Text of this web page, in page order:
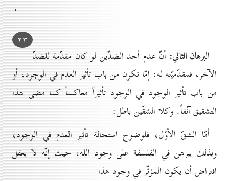
←
۲۳
البرهان الثاني: أنّ عدم أحد الضدّين لو كان مقدّمة للضدّ
الآخر، فمقدّميّته له: إمّا تكون من باب تأثير العدم في الوجود، أو
من باب تأثير الوجود في الوجود تأثيراً معاكساً كما مضى هذا
التشقيق آنفاً. وكلا الشقّين باطل:
أمّا الشقّ الأوّل، فلوضوح استحالة تأثير العدم في الوجود،
وبذلك يبرهن في الفلسفة على وجود الله، حيث إنّه لا يعقل
افتراض أن يكون المؤثّر في وجود هذا